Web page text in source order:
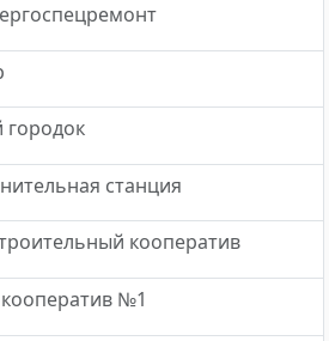
городок
станция
кооператив
№1